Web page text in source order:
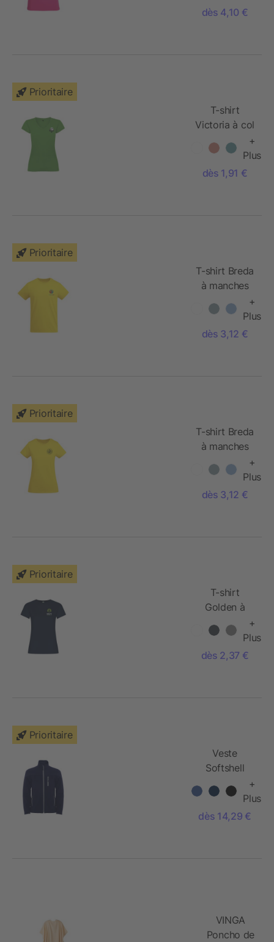
dès 4,10 €
Prioritaire
T-shirt
Victoria à col
manches
courtes pour
+
Plus
dès 1,91 €
Prioritaire
T-shirt Breda
à manches
courtes pour
homme
+
Plus
dès 3,12 €
Prioritaire
T-shirt Breda
à manches
courtes pour
femme
+
Plus
dès 3,12 €
Prioritaire
T-shirt
Golden à
courtes pour
femme
+
Plus
dès 2,37 €
Prioritaire
Veste
Softshell
pour homme
+
Plus
dès 14,29 €
VINGA
Poncho de